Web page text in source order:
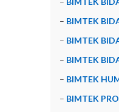
– BIMTEK
– BIMTEK
– BIMTEK
– BIMTEK
– BIMTEK